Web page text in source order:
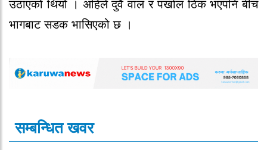
उठाएको थियो । अहिले दुवै वाल र पर्खाल ठिक भएपनि बीच
भागबाट सडक भासिएको छ ।
सम्बन्धित खवर